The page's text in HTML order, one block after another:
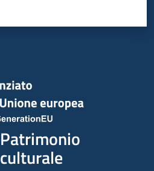
Patrimonio
culturale